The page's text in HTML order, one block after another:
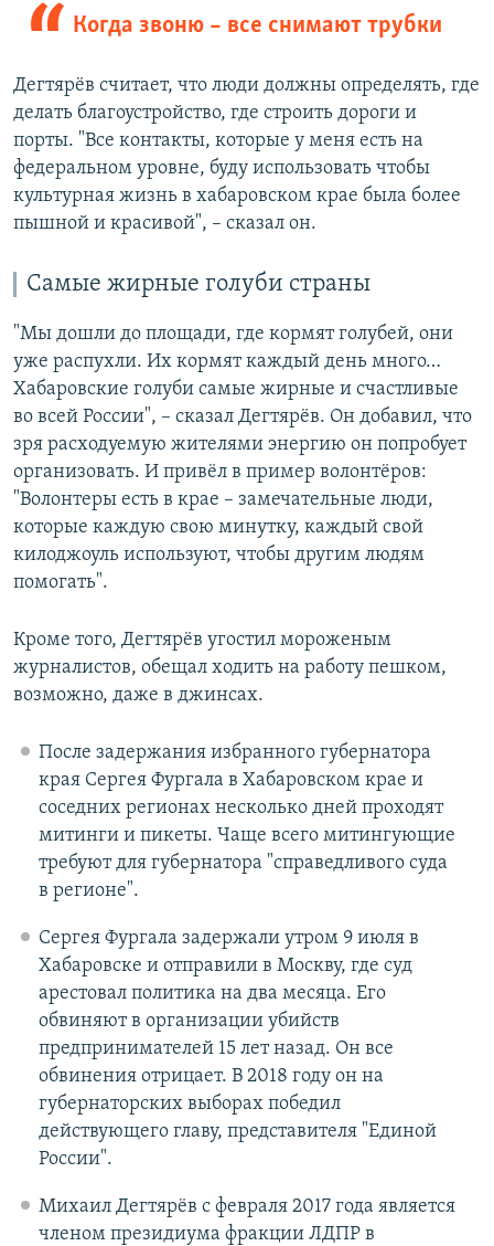
Когда звоню – все снимают трубки
Дегтярёв считает, что люди должны определять, где
делать благоустройство, где строить дороги и
порты. "Все контакты, которые у меня есть на
федеральном уровне, буду использовать чтобы
культурная жизнь в хабаровском крае была более
пышной и красивой", – сказал он.
Самые жирные голуби страны
"Мы дошли до площади, где кормят голубей, они
уже распухли. Их кормят каждый день много…
Хабаровские голуби самые жирные и счастливые
во всей России", – сказал Дегтярёв. Он добавил, что
зря расходуемую жителями энергию он попробует
организовать. И привёл в пример волонтёров:
"Волонтеры есть в крае – замечательные люди,
которые каждую свою минутку, каждый свой
килоджоуль используют, чтобы другим людям
помогать".
Кроме того, Дегтярёв угостил мороженым
журналистов, обещал ходить на работу пешком,
возможно, даже в джинсах.
После задержания избранного губернатора
края Сергея Фургала в Хабаровском крае и
соседних регионах несколько дней проходят
митинги и пикеты. Чаще всего митингующие
требуют для губернатора "справедливого суда
в регионе".
Сергея Фургала задержали утром 9 июля в
Хабаровске и отправили в Москву, где суд
арестовал политика на два месяца. Его
обвиняют в организации убийств
предпринимателей 15 лет назад. Он все
обвинения отрицает. В 2018 году он на
губернаторских выборах победил
действующего главу, представителя "Единой
России".
Михаил Дегтярёв с февраля 2017 года является
членом президиума фракции ЛДПР в